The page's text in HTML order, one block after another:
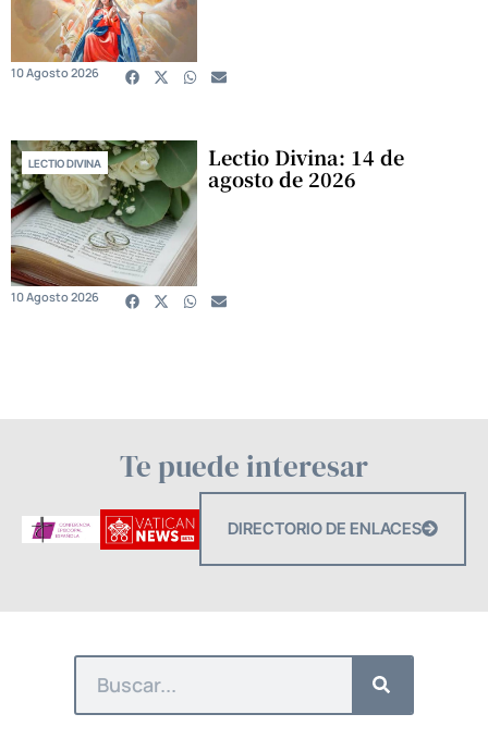
10 Agosto 2026
LECTIO DIVINA Lectio Divina: 14 de
agosto de 2026
10 Agosto 2026
Te puede interesar
DIRECTORIO DE ENLACES